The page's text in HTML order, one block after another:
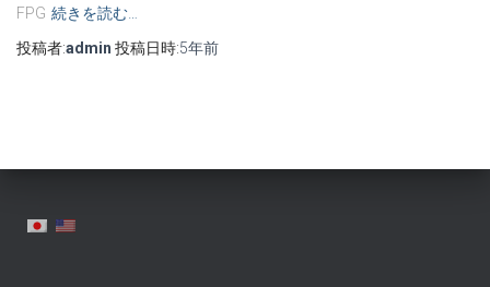
FPG 続きを読む…
投稿者:admin 投稿日時:5年前